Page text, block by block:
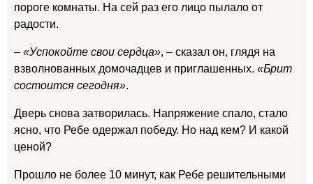
пороге комнаты. На сей раз его лицо пылало от
радости.
– «Успокойте свои сердца», – сказал он, глядя на
взволнованных домочадцев и приглашенных. «Брит
состоится сегодня».
Дверь снова затворилась. Напряжение спало, стало
ясно, что Ребе одержал победу. Но над кем? И какой
ценой?
Прошло не более 10 минут, как Ребе решительными